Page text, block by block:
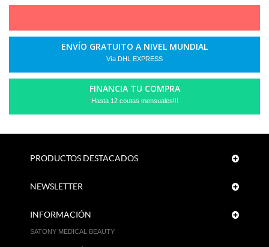
ENVÍO GRATUITO A NIVEL MUNDIAL
Vía DHL EXPRESS
FINANCIA TU COMPRA
Hasta 12 coutas mensuales!!!
PRODUCTOS DESTACADOS
NEWSLETTER
INFORMACIÓN
SATONY MEDICAL BEAUTY